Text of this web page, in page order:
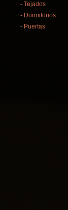
- Tejados
- Dormitorios
- Puertas